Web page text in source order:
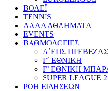
ΒΟΛΕΪ
TENNIS
ΑΛΛΑ ΑΘΛΗΜΑΤΑ
EVENTS
ΒΑΘΜΟΛΟΓΙΕΣ
Α΄ΕΠΣ
Γ΄ ΕΘΝΙΚΗ
Γ’ ΕΘΝΙΚΗ
SUPER LEAGUE 2
ΡΟΗ ΕΙΔΗΣΕΩΝ